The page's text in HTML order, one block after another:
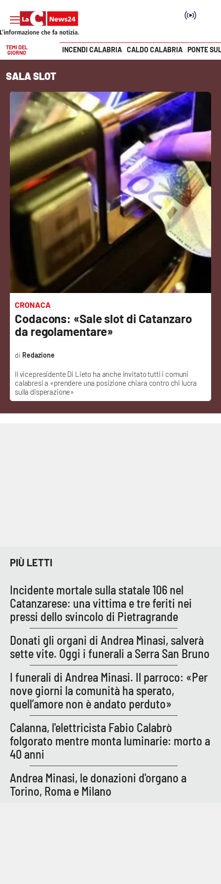
SEZIONI
Cronaca
Politica
Attualità
Economia e lavoro
Italia Mondo
Cultura
Podcast
Meteo
Editoriali
VIDEO
Ambiente
Società
Sport
RUBRICHE
Good Morning Vietnam
Parchi Marini Calabria
Leggendo Alvaro insieme
Imprese Di Calabria
Le perfidie di Antonella Grippo
Venti di comunicazione
Vai
TEMI DEL
GIORNO
INCENDI CALABRIA CALDO CALABRIA PONTE
SALA SLOT
CRONACA
Codacons: «Sale slot di Catanzaro
da regolamentare»
Il vicepresidente Di Lieto ha anche invitato tutti i comuni
calabresi a «prendere una posizione chiara contro chi lucra
sulla disperazione»
Redazione
PIÙ LETTI
Incidente mortale sulla statale 106 nel
Catanzarese: una vittima e tre feriti nei
pressi dello svincolo di Pietragrande
Donati gli organi di Andrea Minasi, salverà
sette vite. Oggi i funerali a Serra San Bruno
I funerali di Andrea Minasi. Il parroco: «Per
nove giorni la comunità ha sperato,
quell’amore non è andato perduto»
Calanna, l'elettricista Fabio Calabrò
folgorato mentre monta luminarie: morto a
40 anni
Andrea Minasi, le donazioni d'organo a
Torino, Roma e Milano